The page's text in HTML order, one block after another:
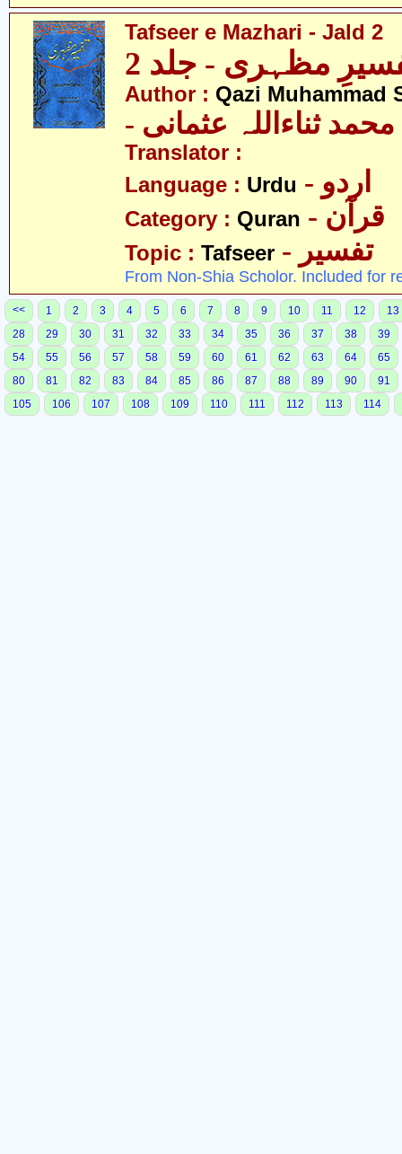
Tafseer e Mazhari - Jald 2
مظہری - جلد 2
Author : Qazi Muhammad
ثناءاللہ عثمانی
Translator :
Language : Urdu - اردو
Category : Quran - قرآن
Topic : Tafseer - تفسیر
From Non-Shia Scholor. Included for
<< 1 2 3 4 5 6 7 8 9 10 11 12
13
28
29 30 31 32 33 34 35 36 37 38
39
54
55 56 57 58 59 60 61 62 63 64
65
80
81 82 83 84 85 86 87 88 89 90
91
105
106 107 108 109 110 111 112 113 114